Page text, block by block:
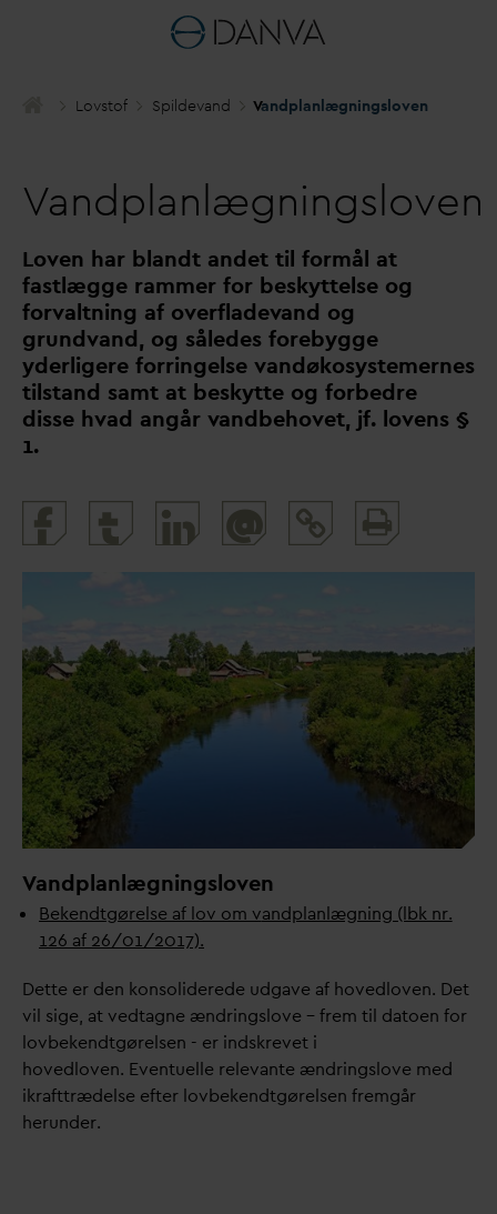
Lovstof Spildevand Vandplanlægningsloven
Vandplanlægningsloven
Loven har blandt andet til formål at
fastlægge rammer for beskyttelse og
forvaltning af overfladevand og
grundvand, og således forebygge
yderligere forringelse vandøkosystemernes
tilstand samt at beskytte og forbedre
disse hvad angår vandbehovet, jf. lovens §
1.
@
and
Vandplanlægningsloven
Bekendtgørelse af lov om vandplanlægning (lbk nr.
126 af 26/01/2017).
Dette er den konsoliderede udgave af hovedloven. Det
vil sige, at vedtagne ændringslove – frem til datoen for
lovbekendtgørelsen - er indskrevet i
hovedloven. Eventuelle relevante ændringslove med
ikrafttrædelse efter lovbekendtgørelsen fremgår
herunder.